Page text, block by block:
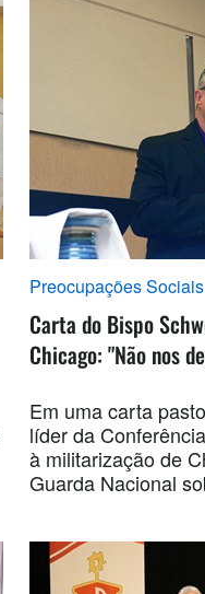
Preocupações Sociais
Carta do Bispo
Chicago: "Não nos
Em uma carta
líder da
à militarização de
Guarda Nacional